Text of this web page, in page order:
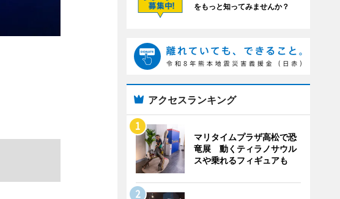
をもっと知ってみませんか？
アクセスランキング
マリタイムプラザ高松で恐
竜展 動くティラノサウル
スや乗れるフィギュアも